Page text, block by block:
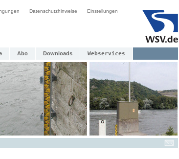
Datenschutzhinweise Einstellungen
Abo Downloads Webservices